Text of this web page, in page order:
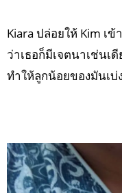
Kiara ปล่อยให้ Kim เ
ว่าเธอก็มีเจตนาเช่น
ทำให้ลูกน้อยของมันเ